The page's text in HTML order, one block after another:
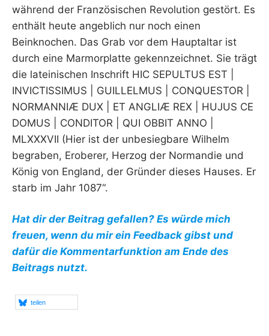
während der Französischen Revolution gestört. Es
enthält heute angeblich nur noch einen
Beinknochen. Das Grab vor dem Hauptaltar ist
durch eine Marmorplatte gekennzeichnet. Sie trägt
die lateinischen Inschrift HIC SEPULTUS EST |
INVICTISSIMUS | GUILLELMUS | CONQUESTOR |
NORMANNIÆ DUX | ET ANGLIÆ REX | HUJUS CE
DOMUS | CONDITOR | QUI OBBIT ANNO |
MLXXXVII (Hier ist der unbesiegbare Wilhelm
begraben, Eroberer, Herzog der Normandie und
König von England, der Gründer dieses Hauses. Er
starb im Jahr 1087“.
Hat dir der Beitrag gefallen? Es würde mich
freuen, wenn du mir ein Feedback gibst und
dafür die Kommentarfunktion am Ende des
Beitrags nutzt.
teilen